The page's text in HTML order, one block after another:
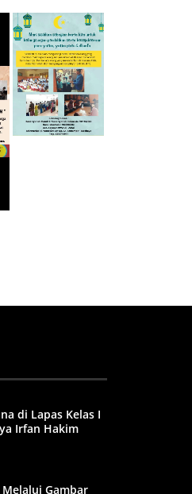
di Lapas Kelas I
Irfan Hakim
Gambar